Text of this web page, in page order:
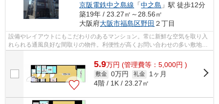
京阪電鉄中之島線 「中之島 」駅 徒歩12分
築19年 / 23.27㎡～28.56㎡
大阪府大阪市福島区野田 ２丁目
設備やレイアウトにもこだわりのあるマンション。常に新鮮な空気を取り入
れられる通風良好な間取りの物件。利便性が高くお問い合わせの多い敷地内
ゴミ置き場です。こちらは宅配ボック...
5.9万円 (管理費等：5,000円 )
敷金 0万円 礼金
1ヶ月
4階 / 1K / 23.27㎡